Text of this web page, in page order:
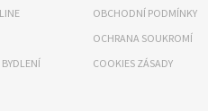
OBCHODNÍ PODMÍNKY
OCHRANA SOUKROMÍ
COOKIES ZÁSADY